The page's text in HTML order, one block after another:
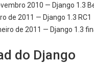
2010 — Django 1.3
de 2011 — Django 1.3 RC1
de 2011 — Django 1.3
do Django